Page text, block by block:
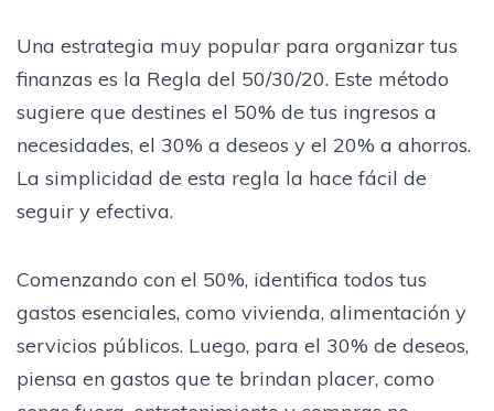
Una estrategia muy popular para organizar tus
finanzas es la Regla del 50/30/20. Este método
sugiere que destines el 50% de tus ingresos a
necesidades, el 30% a deseos y el 20% a ahorros.
La simplicidad de esta regla la hace fácil de
seguir y efectiva.
Comenzando con el 50%, identifica todos tus
gastos esenciales, como vivienda, alimentación y
servicios públicos. Luego, para el 30% de deseos,
piensa en gastos que te brindan placer, como